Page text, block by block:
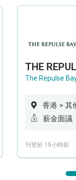
The Repulse
香港 > 其
薪金面議
刊登於 15小時前